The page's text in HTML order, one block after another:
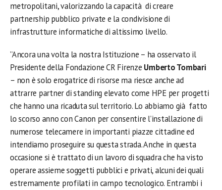
metropolitani, valorizzando la capacità di creare
partnership pubblico private e la condivisione di
infrastrutture informatiche di altissimo livello.
”Ancora una volta la nostra Istituzione – ha osservato il
Presidente della Fondazione CR Firenze Umberto Tombari
– non è solo erogatrice di risorse ma riesce anche ad
attrarre partner di standing elevato come HPE per progetti
che hanno una ricaduta sul territorio. Lo abbiamo già fatto
lo scorso anno con Canon per consentire l’installazione di
numerose telecamere in importanti piazze cittadine ed
intendiamo proseguire su questa strada. Anche in questa
occasione si è trattato di un lavoro di squadra che ha visto
operare assieme soggetti pubblici e privati, alcuni dei quali
estremamente profilati in campo tecnologico. Entrambi i